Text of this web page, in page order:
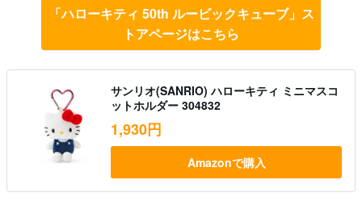
「ハローキティ 50th ルービックキューブ」ス
トアページはこちら
サンリオ(SANRIO) ハローキティ ミニマスコ
ットホルダー 304832
1,930円
Amazonで購入